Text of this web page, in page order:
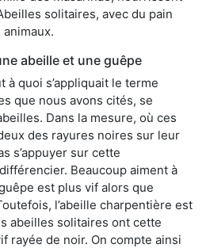
solitaires, avec du pain
animaux.
abeille et une guêpe
à quoi s’appliquait le terme
que nous avons cités, se
Dans la mesure, où ces
des rayures noires sur leur
s’appuyer sur cette
Beaucoup aiment à
est plus vif alors que
l’abeille charpentière est
abeilles solitaires ont cette
rayée de noir. On compte ainsi